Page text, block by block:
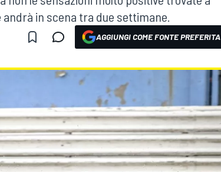
in scena tra due settimane.
AGGIUNGI COME FONTE PREFERITA